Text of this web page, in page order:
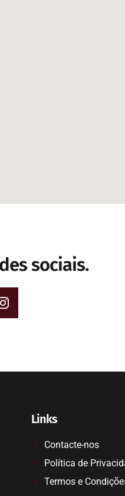
sociais.
Links
Contacte-nos
Política de
Termos e